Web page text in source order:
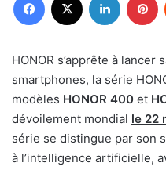
HONOR s’apprête à lancer
smartphones, la série
modèles HONOR 400 et
dévoilement mondial le 22
série se distingue par son
à l’intelligence artificielle,